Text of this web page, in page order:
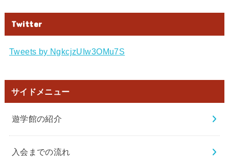
Twitter
Tweets by NgkcjzUIw3OMu7S
サイドメニュー
遊学館の紹介
入会までの流れ